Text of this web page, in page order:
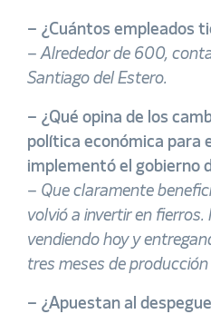
– ¿Cuántos empleados
–Alrededor de 600,
Santiago del Estero.
– ¿Qué opina de los
política económica para
implementó el gobierno
– Que claramente
volvió a invertir en
vendiendo hoy y
tres meses de producción
– ¿Apuestan al